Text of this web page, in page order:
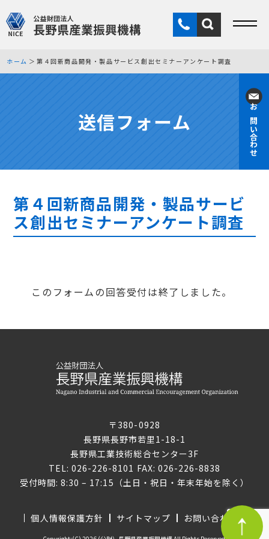
お問い合わせ
ホーム 第４回新商品開発・製品サービス創出セミナーアンケート調査
送信フォーム
第４回新商品開発・製品サービ
ス創出セミナーアンケート調査
このフォームの回答受付は終了しました。
〒380-0928
長野県長野市若里1-18-1
長野県工業技術総合センター3F
TEL: 026-226-8101 FAX: 026-226-8838
受付時間: 8:30 – 17:15（土日・祝日・年末年始を除く）
個人情報保護方針 サイトマップ お問い合わせ